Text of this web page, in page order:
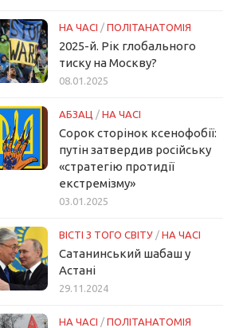
НА ЧАСІ / ПОЛІТАНАТОМІЯ
2025-й. Рік глобального
тиску на Москву?
08.01.2025
АБЗАЦ / НА ЧАСІ
Сорок сторінок ксенофобії:
путін затвердив російську
«стратегію протидії
екстремізму»
03.01.2025
ВІСТІ З ТОГО СВІТУ / НА ЧАСІ
Сатанинський шабаш у
Астані
29.11.2024
НА ЧАСІ / ПОЛІТАНАТОМІЯ